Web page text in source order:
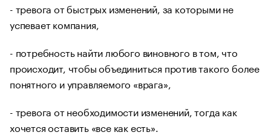
- тревога от быстрых изменений, за которыми не
успевает компания,
- потребность найти любого виновного в том, что
происходит, чтобы объединиться против такого более
понятного и управляемого «врага»,
- тревога от необходимости изменений, тогда как
хочется оставить «все как есть».